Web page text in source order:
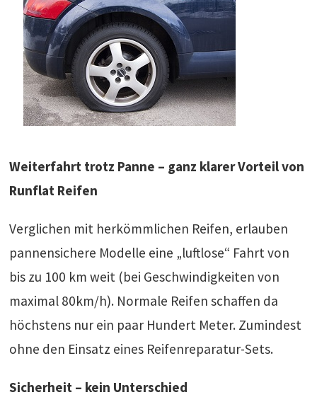
Weiterfahrt trotz Panne – ganz klarer Vorteil von
Runflat Reifen
Verglichen mit herkömmlichen Reifen, erlauben
pannensichere Modelle eine „luftlose“ Fahrt von
bis zu 100 km weit (bei Geschwindigkeiten von
maximal 80km/h). Normale Reifen schaffen da
höchstens nur ein paar Hundert Meter. Zumindest
ohne den Einsatz eines Reifenreparatur-Sets.
Sicherheit – kein Unterschied